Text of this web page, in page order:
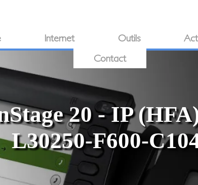
Internet Outils
Contact
20 - IP
L30250-F600-